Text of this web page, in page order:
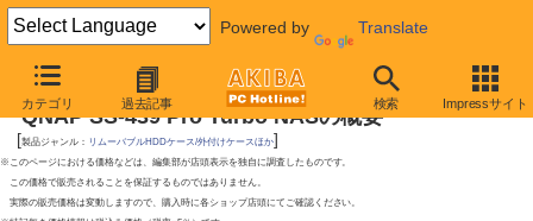
Powered by Translate
カテゴリ 過去記事 検索 Impressサイト
2009年5月23日号
QNAP SS-439 Pro Turbo NASの概要
[製品ジャンル： リムーバブルHDDケース/外付けケースほか]
※このページにおける価格などは、編集部が店頭表示を独自に調査したものです。
この価格で販売されることを保証するものではありません。
実際の販売価格は変動しますので、購入時に各ショップ店頭にてご確認ください。